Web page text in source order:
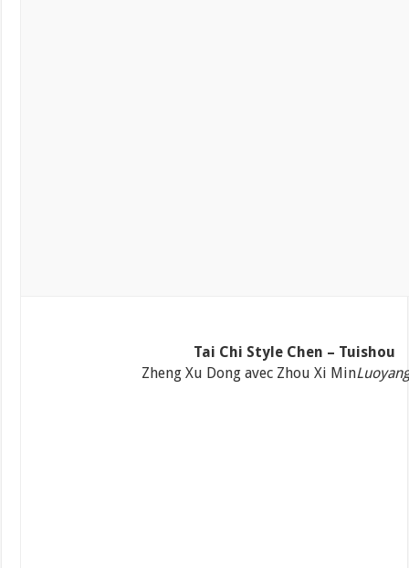
Tai Chi Style Chen – Tuishou
Zheng Xu Dong avec Zhou Xi Min